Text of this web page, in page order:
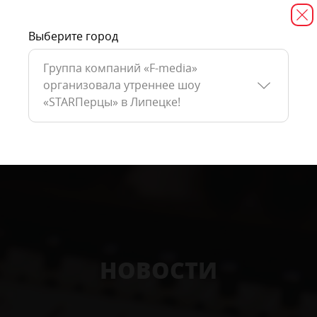
Выберите город
Группа компаний «F-media»
организовала утреннее шоу
«STARПерцы» в Липецке!